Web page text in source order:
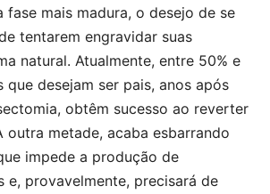
fase mais madura, o desejo de se
tentarem engravidar suas
natural. Atualmente, entre 50% e
que desejam ser pais, anos após
obtêm sucesso ao reverter
outra metade, acaba esbarrando
impede a produção de
e, provavelmente, precisará de